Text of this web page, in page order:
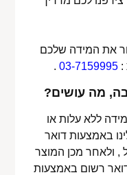
את המידה שלכם
:
03-7159995
.
מה עושים?
ללא עלות או
באמצעות דואר
, ולאחר מכן המוצר
רשום באמצעות